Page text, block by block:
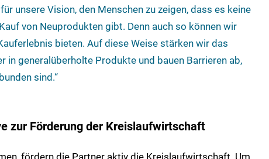
unsere Vision, den Menschen zu zeigen, dass es keine
von Neuprodukten gibt. Denn auch so können wir
bieten. Auf diese Weise stärken wir das
in generalüberholte Produkte und bauen Barrieren ab,
sind.“
zur Förderung der Kreislaufwirtschaft
fördern die Partner aktiv die Kreislaufwirtschaft. Um